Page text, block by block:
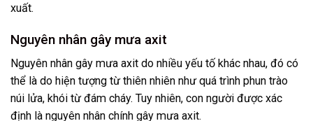
xuất.
Nguyên nhân gây mưa axit
Nguyên nhân gây mưa axit do nhiều yếu tố khác nhau, đó có
thể là do hiện tượng từ thiên nhiên như quá trình phun trào
núi lửa, khói từ đám cháy. Tuy nhiên, con người được xác
định là nguyên nhân chính gây mưa axit.